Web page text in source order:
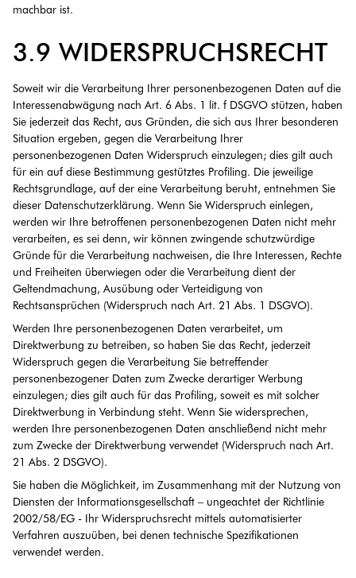
machbar ist.
3.9 WIDERSPRUCHSRECHT
Soweit wir die Verarbeitung Ihrer personenbezogenen Daten auf die
Interessenabwägung nach Art. 6 Abs. 1 lit. f DSGVO stützen, haben
Sie jederzeit das Recht, aus Gründen, die sich aus Ihrer besonderen
Situation ergeben, gegen die Verarbeitung Ihrer
personenbezogenen Daten Widerspruch einzulegen; dies gilt auch
für ein auf diese Bestimmung gestütztes Profiling. Die jeweilige
Rechtsgrundlage, auf der eine Verarbeitung beruht, entnehmen Sie
dieser Datenschutzerklärung. Wenn Sie Widerspruch einlegen,
werden wir Ihre betroffenen personenbezogenen Daten nicht mehr
verarbeiten, es sei denn, wir können zwingende schutzwürdige
Gründe für die Verarbeitung nachweisen, die Ihre Interessen, Rechte
und Freiheiten überwiegen oder die Verarbeitung dient der
Geltendmachung, Ausübung oder Verteidigung von
Rechtsansprüchen (Widerspruch nach Art. 21 Abs. 1 DSGVO).
Werden Ihre personenbezogenen Daten verarbeitet, um
Direktwerbung zu betreiben, so haben Sie das Recht, jederzeit
Widerspruch gegen die Verarbeitung Sie betreffender
personenbezogener Daten zum Zwecke derartiger Werbung
einzulegen; dies gilt auch für das Profiling, soweit es mit solcher
Direktwerbung in Verbindung steht. Wenn Sie widersprechen,
werden Ihre personenbezogenen Daten anschließend nicht mehr
zum Zwecke der Direktwerbung verwendet (Widerspruch nach Art.
21 Abs. 2 DSGVO).
Sie haben die Möglichkeit, im Zusammenhang mit der Nutzung von
Diensten der Informationsgesellschaft – ungeachtet der Richtlinie
2002/58/EG - Ihr Widerspruchsrecht mittels automatisierter
Verfahren auszuüben, bei denen technische Spezifikationen
verwendet werden.